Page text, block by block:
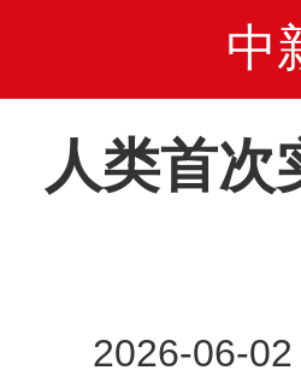
中
人类首次
2026-06-